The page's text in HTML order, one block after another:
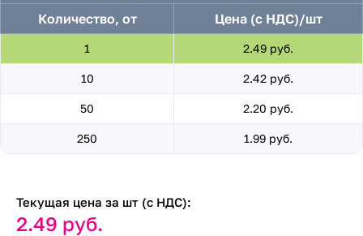
Количество, от
Цена (с НДС)/шт
1 2.49 руб.
10 2.42 руб.
50 2.20 руб.
250 1.99 руб.
Текущая цена за шт (с НДС):
2.49 руб.